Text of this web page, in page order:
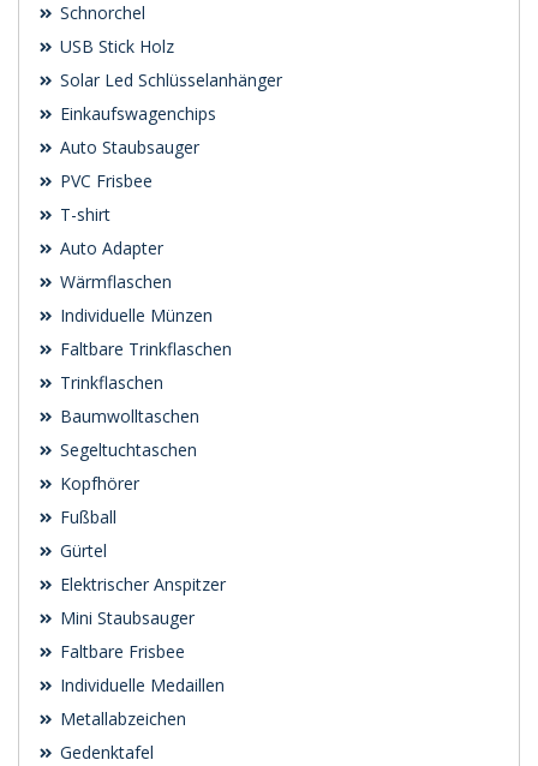
Schnorchel
USB Stick Holz
Solar Led Schlüsselanhänger
Einkaufswagenchips
Auto Staubsauger
PVC Frisbee
T-shirt
Auto Adapter
Wärmflaschen
Individuelle Münzen
Faltbare Trinkflaschen
Trinkflaschen
Baumwolltaschen
Segeltuchtaschen
Kopfhörer
Fußball
Gürtel
Elektrischer Anspitzer
Mini Staubsauger
Faltbare Frisbee
Individuelle Medaillen
Metallabzeichen
Gedenktafel